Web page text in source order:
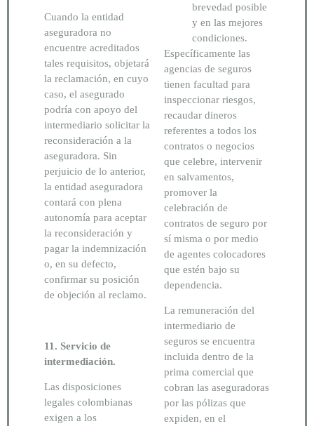
Cuando la entidad
aseguradora no
encuentre acreditados
tales requisitos, objetará
la reclamación, en cuyo
caso, el asegurado
podría con apoyo del
intermediario solicitar la
reconsideración a la
aseguradora. Sin
perjuicio de lo anterior,
la entidad aseguradora
contará con plena
autonomía para aceptar
la reconsideración y
pagar la indemnización
o, en su defecto,
confirmar su posición
de objeción al reclamo.
11. Servicio de
intermediación.
Las disposiciones
legales colombianas
exigen a los
brevedad posible
y en las mejores
condiciones.
Específicamente las
agencias de seguros
tienen facultad para
inspeccionar riesgos,
recaudar dineros
referentes a todos los
contratos o negocios
que celebre, intervenir
en salvamentos,
promover la
celebración de
contratos de seguro por
sí misma o por medio
de agentes colocadores
que estén bajo su
dependencia.
La remuneración del
intermediario de
seguros se encuentra
incluida dentro de la
prima comercial que
cobran las aseguradoras
por las pólizas que
expiden, en el